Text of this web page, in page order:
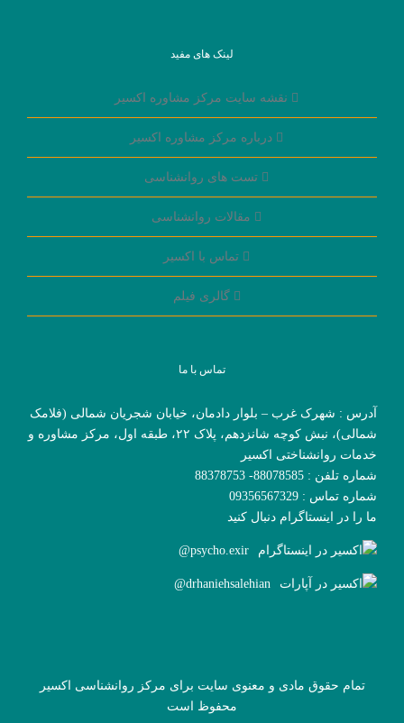
لینک های مفید
نقشه سایت مرکز مشاوره اکسیر
درباره مرکز مشاوره اکسیر
تست های روانشناسی
مقالات روانشناسی
تماس با اکسیر
گالری فیلم
تماس با ما
آدرس : شهرک غرب – بلوار دادمان، خیابان شجریان شمالی (فلامک
شمالی)، نبش کوچه شانزدهم، پلاک ۲۲، طبقه اول، مرکز مشاوره و
خدمات روانشناختی اکسیر
شماره تلفن : 88078585- 88378753
شماره تماس : 09356567329
ما را در اینستاگرام دنبال کنید
psycho.exir@
drhaniehsalehian@
تمام حقوق مادی و معنوی سایت برای مرکز روانشناسی اکسیر
محفوظ است